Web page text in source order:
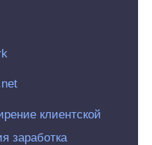
клиентской
заработка